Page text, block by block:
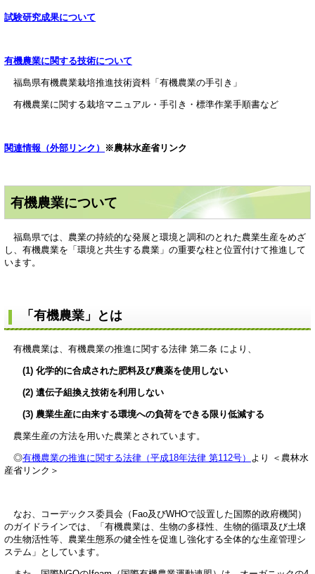
試験研究成果について
有機農業に関する技術について
福島県有機農業栽培推進技術資料「有機農業の手引き」
有機農業に関する栽培マニュアル・手引き・標準作業手順書など
関連情報（外部リンク） ※農林水産省リンク
有機農業について
福島県では、農業の持続的な発展と環境と調和のとれた農業生産をめざ
し、有機農業を「環境と共生する農業」の重要な柱と位置付けて推進して
います。
「有機農業」とは
有機農業は、有機農業の推進に関する法律 第二条 により、
(1) 化学的に合成された肥料及び農薬を使用しない
(2) 遺伝子組換え技術を利用しない
(3) 農業生産に由来する環境への負荷をできる限り低減する
農業生産の方法を用いた農業とされています。
◎有機農業の推進に関する法律（平成18年法律 第112号）
より ＜農林水
産省リンク＞
なお、コーデックス委員会（Fao及びWHOで設置した国際的政府機関）
のガイドラインでは、「有機農業は、生物の多様性、生物的循環及び土壌
の生物活性等、農業生態系の健全性を促進し強化する全体的な生産管理シ
ステム」としています。